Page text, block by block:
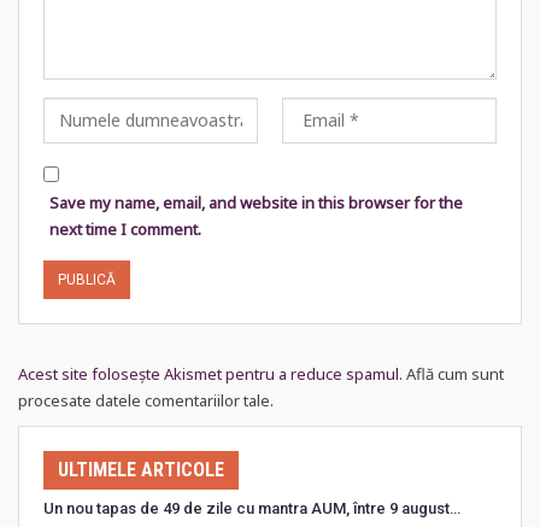
Save my name, email, and website in this browser for the
next time I comment.
Acest site folosește Akismet pentru a reduce spamul. Află cum sunt
procesate datele comentariilor tale.
ULTIMELE ARTICOLE
Un nou tapas de 49 de zile cu mantra AUM, între 9 august…